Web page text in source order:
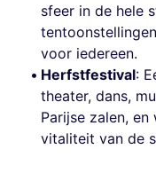
sfeer in de hele
voor iedereen.
Herfstfestival:
theater, dans,
Parijse zalen,
vitaliteit van de